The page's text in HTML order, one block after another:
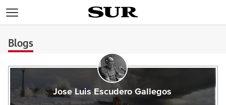
Blogs
Jose Luis Escudero Gallegos